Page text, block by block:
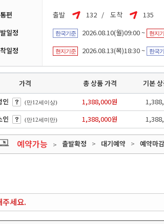
편 출발 132 / 도착
135
일정
한국기준 2026.08.10(월)09:00 ~ 현지
일정
현지기준 2026.08.13(목)18:30 ~ 한국
가격 총 상품 가격 기본
인
(만12세이상) 1,388,000원
인
(만12세미만) 1,388,000원
예약가능 > 출발확정 > 대기예약 > 예약마감
세요.